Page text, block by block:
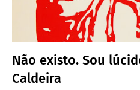
Não existo. Sou
Caldeira